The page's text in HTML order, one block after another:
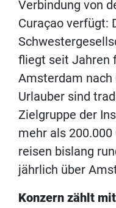
Verbindung von
Curaçao verfügt:
fliegt seit Jahren
Amsterdam nach
Urlauber sind
Zielgruppe der
mehr als
reisen bislang
jährlich über
Konzern zählt